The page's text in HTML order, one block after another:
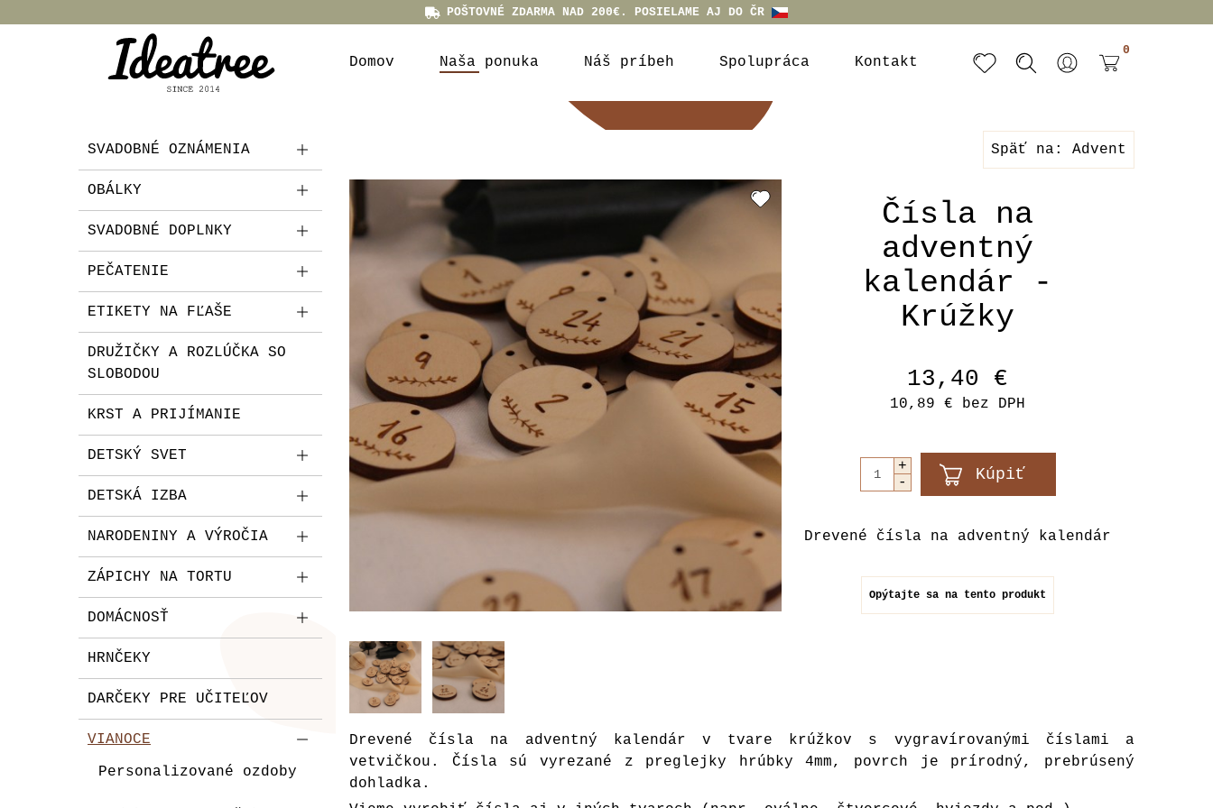
POŠTOVNÉ ZDARMA NAD 200€. POSIELAME AJ DO ČR
Domov Naša ponuka Náš príbeh Spolupráca Kontakt
0
SVADOBNÉ OZNÁMENIA
OBÁLKY
SVADOBNÉ DOPLNKY
PEČATENIE
ETIKETY NA FĽAŠE
DRUŽIČKY A ROZLÚČKA SO
SLOBODOU
KRST A PRIJÍMANIE
DETSKÝ SVET
DETSKÁ IZBA
NARODENINY A VÝROČIA
ZÁPICHY NA TORTU
DOMÁCNOSŤ
HRNČEKY
DARČEKY PRE UČITEĽOV
VIANOCE
Personalizované ozdoby
Späť na: Advent
Čísla na
adventný
kalendár -
Krúžky
13,40 €
10,89 € bez DPH
Drevené čísla na adventný kalendár
Opýtajte sa na tento produkt
Drevené čísla na adventný kalendár v tvare krúžkov s vygravírovanými číslami a
vetvičkou. Čísla sú vyrezané z preglejky hrúbky 4mm, povrch je prírodný, prebrúsený
dohladka.